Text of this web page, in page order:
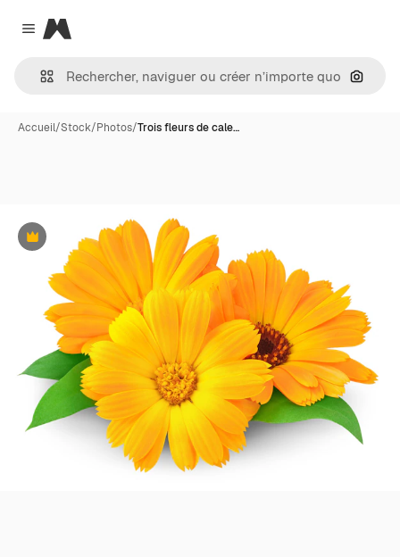
Close menu
Magnific
Accueil/Stock/Photos/Trois fleurs de cale…
Premium